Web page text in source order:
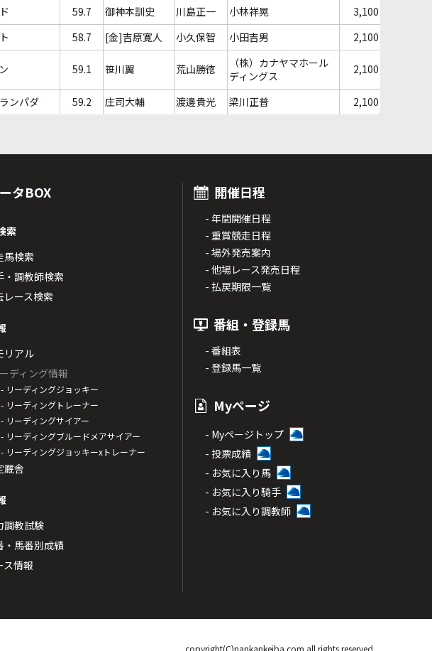
59.7 御神本訓史 川島正一 小林祥晃
3,100
58.7 [金]吉原寛人 小久保智 小田吉男 2,100
59.1 笹川翼 荒山勝徳
（株）カナヤマホール
ディングス
2,100
ンパダ 59.2 庄司大輔 渡邊貴光 梁川正普 2,100
タBOX
索
馬検索
・調教師検索
レース検索
リアル
ディング情報
- リーディングジョッキー
- リーディングトレーナー
- リーディングサイアー
- リーディングブルードメアサイアー
- リーディングジョッキーxトレーナー
厩舎
調教試験
・馬番別成績
ス情報
開催日程
- 年間開催日程
- 重賞競走日程
- 場外発売案内
- 他場レース発売日程
- 払戻期限一覧
番組・登録馬
- 番組表
- 登録馬一覧
Myページ
- Myページトップ
- 投票成績
- お気に入り馬
- お気に入り騎手
- お気に入り調教師
copyright(C)nankankeiba.com all rights reserved.